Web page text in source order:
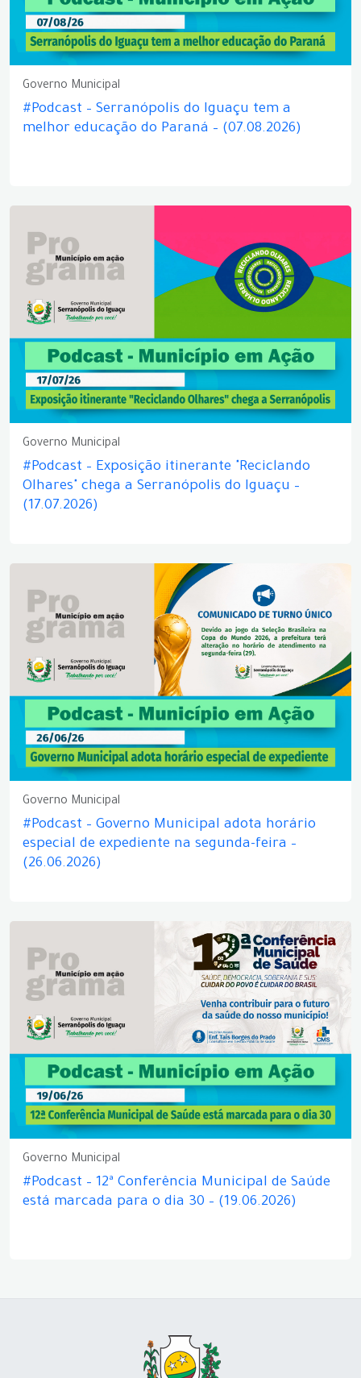
Governo Municipal
#Podcast – Serranópolis do Iguaçu tem a
melhor educação do Paraná – (07.08.2026)
Governo Municipal
#Podcast – Exposição itinerante "Reciclando
Olhares" chega a Serranópolis do Iguaçu –
(17.07.2026)
Governo Municipal
#Podcast – Governo Municipal adota horário
especial de expediente na segunda-feira –
(26.06.2026)
Governo Municipal
#Podcast – 12ª Conferência Municipal de Saúde
está marcada para o dia 30 – (19.06.2026)